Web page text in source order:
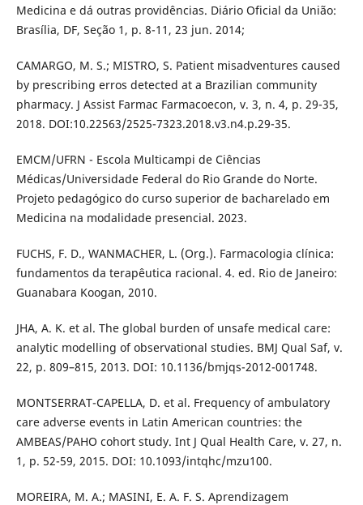
Medicina e dá outras providências. Diário Oficial da União:
Brasília, DF, Seção 1, p. 8-11, 23 jun. 2014;
CAMARGO, M. S.; MISTRO, S. Patient misadventures caused
by prescribing erros detected at a Brazilian community
pharmacy. J Assist Farmac Farmacoecon, v. 3, n. 4, p. 29-35,
2018. DOI:10.22563/2525-7323.2018.v3.n4.p.29-35.
EMCM/UFRN - Escola Multicampi de Ciências
Médicas/Universidade Federal do Rio Grande do Norte.
Projeto pedagógico do curso superior de bacharelado em
Medicina na modalidade presencial. 2023.
FUCHS, F. D., WANMACHER, L. (Org.). Farmacologia clínica:
fundamentos da terapêutica racional. 4. ed. Rio de Janeiro:
Guanabara Koogan, 2010.
JHA, A. K. et al. The global burden of unsafe medical care:
analytic modelling of observational studies. BMJ Qual Saf, v.
22, p. 809–815, 2013. DOI: 10.1136/bmjqs-2012-001748.
MONTSERRAT-CAPELLA, D. et al. Frequency of ambulatory
care adverse events in Latin American countries: the
AMBEAS/PAHO cohort study. Int J Qual Health Care, v. 27, n.
1, p. 52-59, 2015. DOI: 10.1093/intqhc/mzu100.
MOREIRA, M. A.; MASINI, E. A. F. S. Aprendizagem